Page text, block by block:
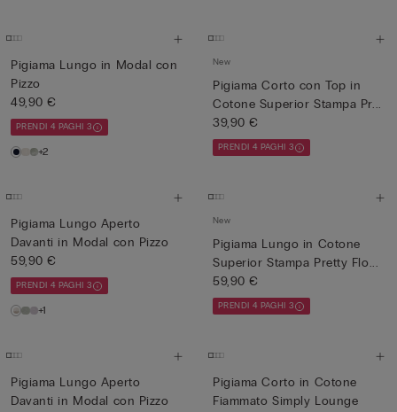
Pigiama Lungo in Modal con
Pizzo
49,90 €
PRENDI 4 PAGHI 3
+2
New
Pigiama Corto con Top in
Cotone Superior Stampa Pr...
39,90 €
PRENDI 4 PAGHI 3
Pigiama Lungo Aperto
Davanti in Modal con Pizzo
59,90 €
PRENDI 4 PAGHI 3
+1
New
Pigiama Lungo in Cotone
Superior Stampa Pretty Flo...
59,90 €
PRENDI 4 PAGHI 3
Pigiama Lungo Aperto
Davanti in Modal con Pizzo
Pigiama Corto in Cotone
Fiammato Simply Lounge